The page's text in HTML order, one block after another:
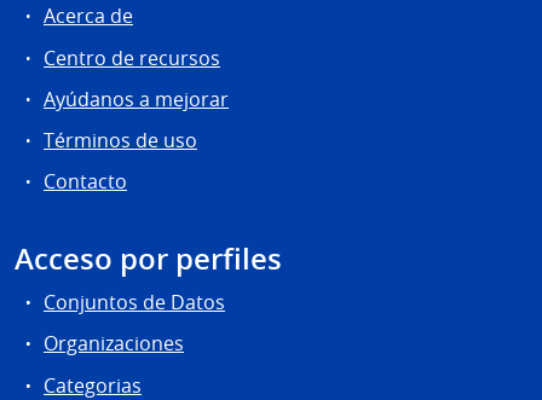
Acerca de
Centro de recursos
Ayúdanos a mejorar
Términos de uso
Contacto
Acceso por perfiles
Conjuntos de Datos
Organizaciones
Categorias